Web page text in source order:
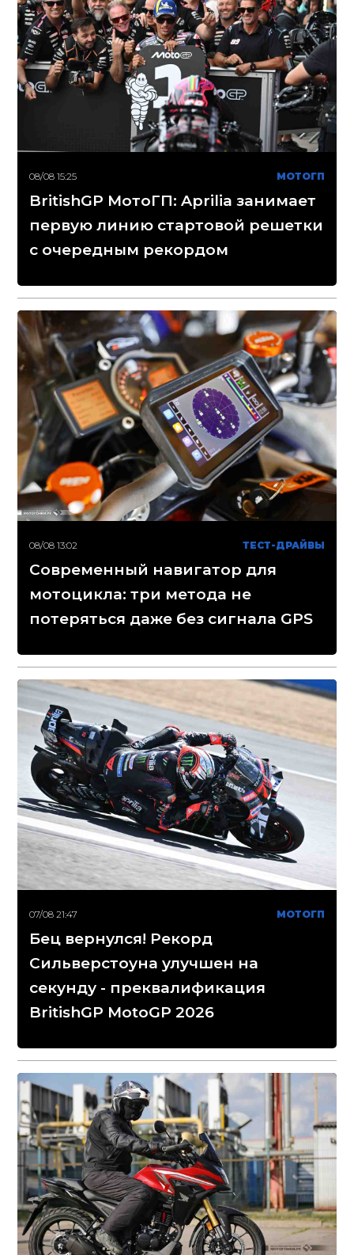
08/08 15:25 МОТОГП
BritishGP МотоГП: Aprilia занимает
первую линию стартовой решетки
с очередным рекордом
08/08 13:02 ТЕСТ-ДРАЙВЫ
Современный навигатор для
мотоцикла: три метода не
потеряться даже без сигнала GPS
07/08 21:47 МОТОГП
Бец вернулся! Рекорд
Сильверстоуна улучшен на
секунду - преквалификация
BritishGP MotoGP 2026